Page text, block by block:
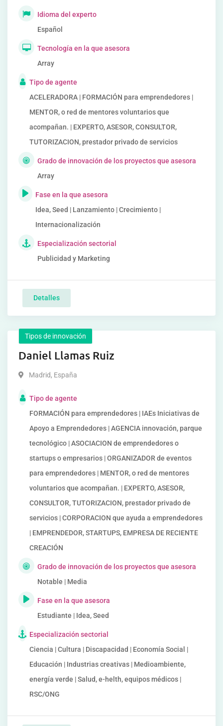
Idioma del experto
Español
Tecnología en la que asesora
Array
Tipo de agente
ACELERADORA | FORMACIÓN para emprendedores |
MENTOR, o red de mentores voluntarios que
acompañan. | EXPERTO, ASESOR, CONSULTOR,
TUTORIZACION, prestador privado de servicios
Grado de innovación de los proyectos que asesora
Array
Fase en la que asesora
Idea, Seed | Lanzamiento | Crecimiento |
Internacionalización
Especialización sectorial
Publicidad y Marketing
Detalles
Tipos de innovación
Daniel Llamas Ruiz
Madrid, España
Tipo de agente
FORMACIÓN para emprendedores | IAEs Iniciativas de
Apoyo a Emprendedores | AGENCIA innovación, parque
tecnológico | ASOCIACION de emprendedores o
startups o empresarios | ORGANIZADOR de eventos
para emprendedores | MENTOR, o red de mentores
voluntarios que acompañan. | EXPERTO, ASESOR,
CONSULTOR, TUTORIZACION, prestador privado de
servicios | CORPORACION que ayuda a emprendedores
| EMPRENDEDOR, STARTUPS, EMPRESA DE RECIENTE
CREACIÓN
Grado de innovación de los proyectos que asesora
Notable | Media
Fase en la que asesora
Estudiante | Idea, Seed
Especialización sectorial
Ciencia | Cultura | Discapacidad | Economía Social |
Educación | Industrias creativas | Medioambiente,
energía verde | Salud, e-helth, equipos médicos |
RSC/ONG